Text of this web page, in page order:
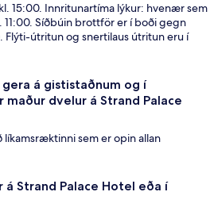
15:00. Innritunartíma lýkur: hvenær sem
11:00. Síðbúin brottför er í boði gegn
Flýti-útritun og snertilaus útritun eru í
á gististaðnum og í
maður dvelur á Strand Palace
líkamsræktinni sem er opin allan
á Strand Palace Hotel eða í